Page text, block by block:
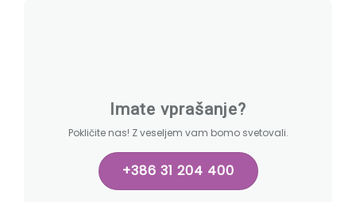
Imate vprašanje?
Pokličite nas! Z veseljem vam bomo svetovali.
+386 31 204 400